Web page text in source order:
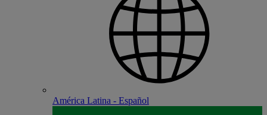
América Latina - Español